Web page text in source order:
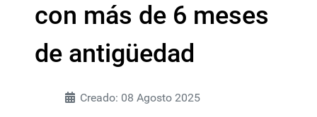
con más de 6 meses
de antigüedad
Creado: 08 Agosto 2025